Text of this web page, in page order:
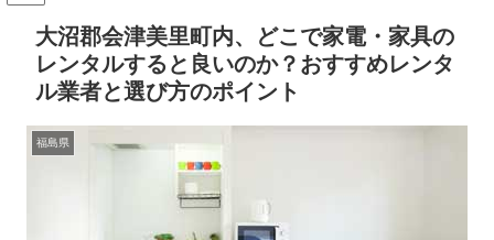
大沼郡会津美里町内、どこで家電・家具の
レンタルすると良いのか？おすすめレンタ
ル業者と選び方のポイント
福島県